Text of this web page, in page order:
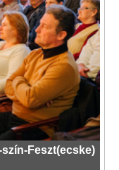
Feszt(ecske)